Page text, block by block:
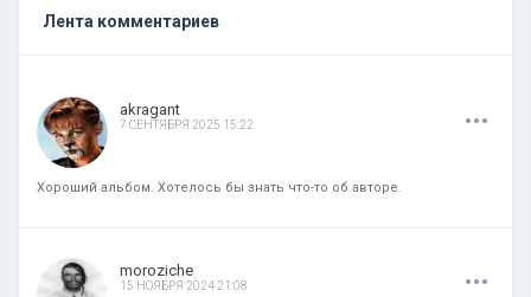
Лента комментариев
akragant
7 СЕНТЯБРЯ 2025 15:22 ...
Хороший альбом. Хотелось бы знать что-то об авторе.
moroziche
15 НОЯБРЯ 2024 21:08 ...